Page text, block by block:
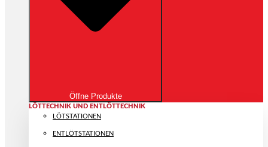
Öffne Produkte
LÖTTECHNIK UND ENTLÖTTECHNIK
LÖTSTATIONEN
ENTLÖTSTATIONEN